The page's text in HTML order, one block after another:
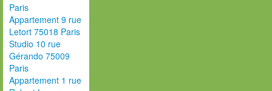
Paris
Appartement 9 rue
Letort 75018 Paris
Studio 10 rue
Gérando 75009
Paris
Appartement 1 rue